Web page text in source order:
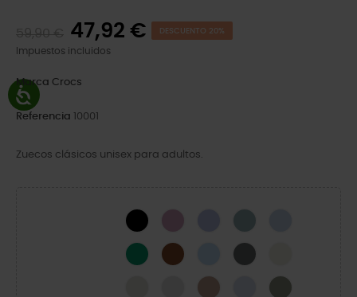
47,92 € DESCUENTO 20%
Impuestos incluidos
Marca Crocs
Referencia 10001
Zuecos clásicos unisex para adultos.
Black HydrangeaMystic Purple
Pond
Green IvyCognac Blue FrostSlate Grey
Atmosphere
Latte Dreamscape
Elephant